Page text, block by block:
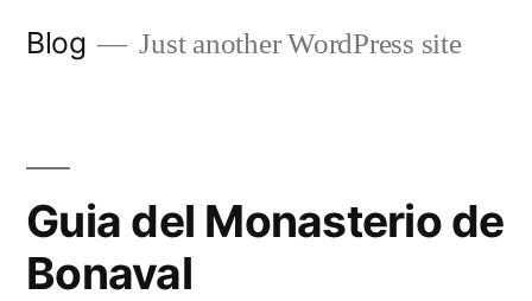
Blog Just another WordPress site
Guia del Monasterio de
Bonaval